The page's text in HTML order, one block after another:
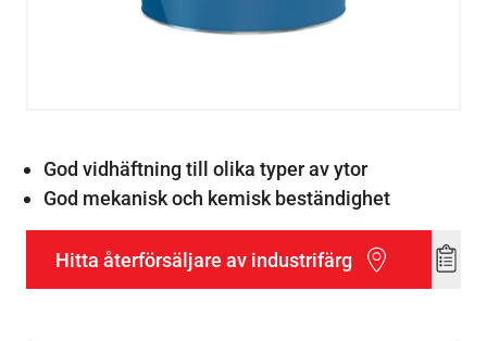
God vidhäftning till olika typer av ytor
God mekanisk och kemisk beständighet
Hitta återförsäljare av industrifärg
Add